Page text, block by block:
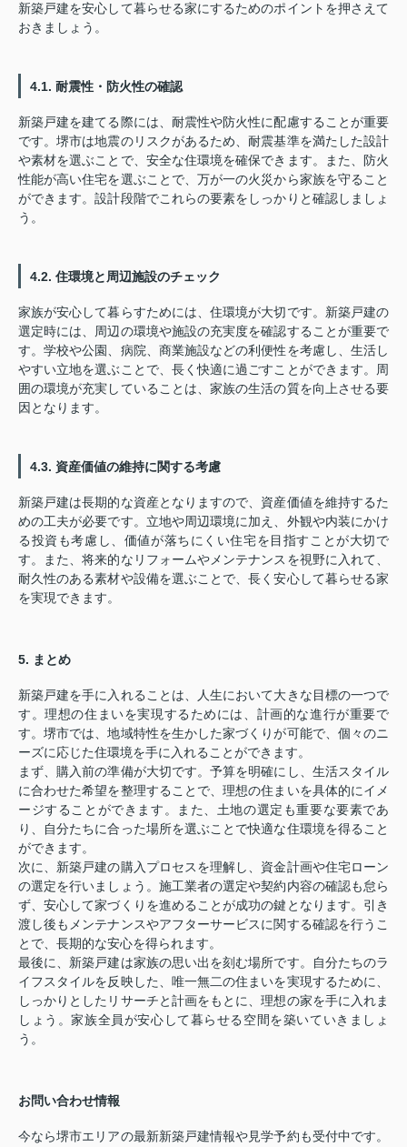
新築戸建を安心して暮らせる家にするためのポイントを押さえて
おきましょう。
4.1. 耐震性・防火性の確認
新築戸建を建てる際には、耐震性や防火性に配慮することが重要
です。堺市は地震のリスクがあるため、耐震基準を満たした設計
や素材を選ぶことで、安全な住環境を確保できます。また、防火
性能が高い住宅を選ぶことで、万が一の火災から家族を守ること
ができます。設計段階でこれらの要素をしっかりと確認しましょ
う。
4.2. 住環境と周辺施設のチェック
家族が安心して暮らすためには、住環境が大切です。新築戸建の
選定時には、周辺の環境や施設の充実度を確認することが重要で
す。学校や公園、病院、商業施設などの利便性を考慮し、生活し
やすい立地を選ぶことで、長く快適に過ごすことができます。周
囲の環境が充実していることは、家族の生活の質を向上させる要
因となります。
4.3. 資産価値の維持に関する考慮
新築戸建は長期的な資産となりますので、資産価値を維持するた
めの工夫が必要です。立地や周辺環境に加え、外観や内装にかけ
る投資も考慮し、価値が落ちにくい住宅を目指すことが大切で
す。また、将来的なリフォームやメンテナンスを視野に入れて、
耐久性のある素材や設備を選ぶことで、長く安心して暮らせる家
を実現できます。
5. まとめ
新築戸建を手に入れることは、人生において大きな目標の一つで
す。理想の住まいを実現するためには、計画的な進行が重要で
す。堺市では、地域特性を生かした家づくりが可能で、個々のニ
ーズに応じた住環境を手に入れることができます。
まず、購入前の準備が大切です。予算を明確にし、生活スタイル
に合わせた希望を整理することで、理想の住まいを具体的にイメ
ージすることができます。また、土地の選定も重要な要素であ
り、自分たちに合った場所を選ぶことで快適な住環境を得ること
ができます。
次に、新築戸建の購入プロセスを理解し、資金計画や住宅ローン
の選定を行いましょう。施工業者の選定や契約内容の確認も怠ら
ず、安心して家づくりを進めることが成功の鍵となります。引き
渡し後もメンテナンスやアフターサービスに関する確認を行うこ
とで、長期的な安心を得られます。
最後に、新築戸建は家族の思い出を刻む場所です。自分たちのラ
イフスタイルを反映した、唯一無二の住まいを実現するために、
しっかりとしたリサーチと計画をもとに、理想の家を手に入れま
しょう。家族全員が安心して暮らせる空間を築いていきましょ
う。
お問い合わせ情報
今なら堺市エリアの最新新築戸建情報や見学予約も受付中です。